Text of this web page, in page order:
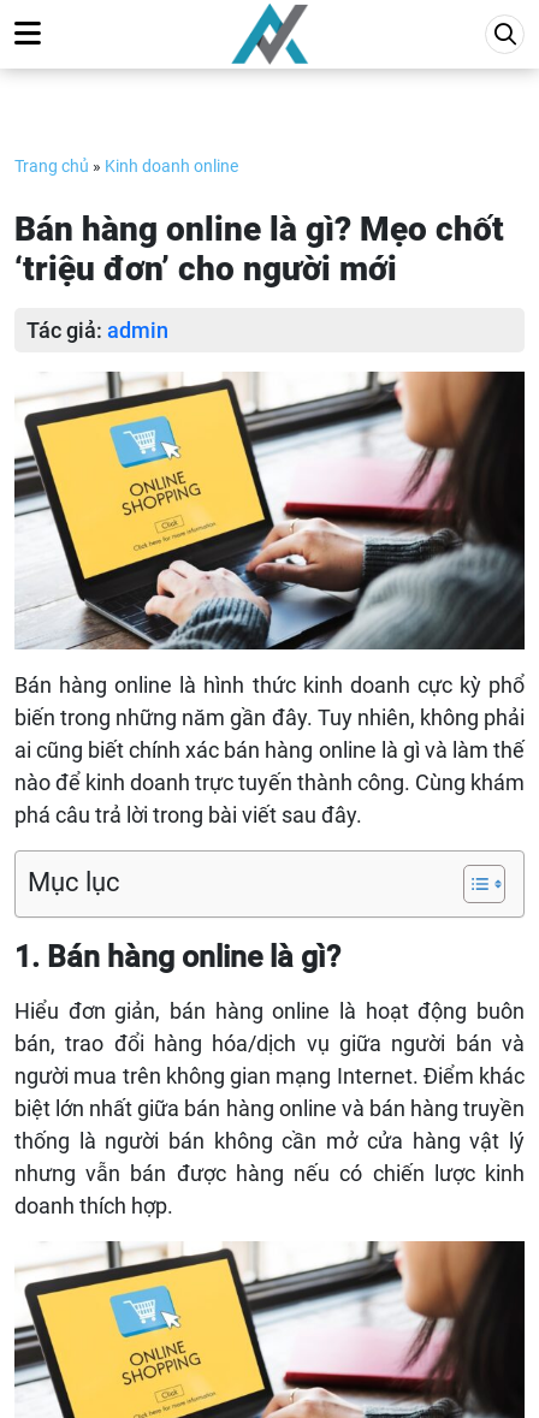
to
content
Trang chủ » Kinh doanh online
Bán hàng online là gì? Mẹo chốt
‘triệu đơn’ cho người mới
Tác giả: admin
Bán hàng online là hình thức kinh doanh cực kỳ phổ
biến trong những năm gần đây. Tuy nhiên, không phải
ai cũng biết chính xác bán hàng online là gì và làm thế
nào để kinh doanh trực tuyến thành công. Cùng khám
phá câu trả lời trong bài viết sau đây.
Mục lục
1. Bán hàng online là gì?
Hiểu đơn giản, bán hàng online là hoạt động buôn
bán, trao đổi hàng hóa/dịch vụ giữa người bán và
người mua trên không gian mạng Internet. Điểm khác
biệt lớn nhất giữa bán hàng online và bán hàng truyền
thống là người bán không cần mở cửa hàng vật lý
nhưng vẫn bán được hàng nếu có chiến lược kinh
doanh thích hợp.